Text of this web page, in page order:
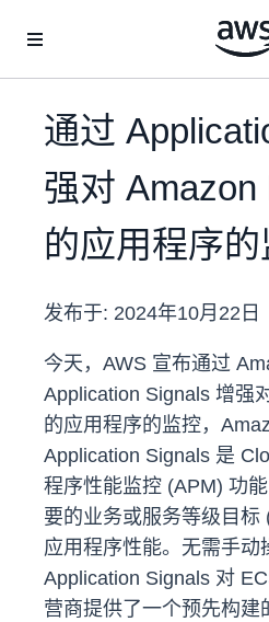
通过
强对 Amazon
的应用程序的
发布于: 2024年10月22日
今天，AWS 宣布通过
Application Signals 增强
的应用程序的监控，
Application Signals 是
程序性能监控 (APM) 功
要的业务或服务等级目
应用程序性能。无需手动
Application Signals 对
营商提供了一个预先构